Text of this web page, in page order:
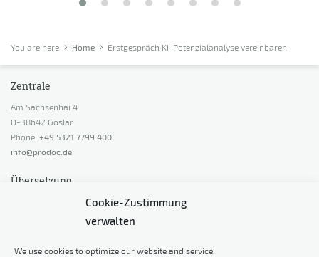
Cookie-Zustimmung
verwalten
We use cookies to optimize our website and service.
You are here Home Erstgespräch KI-Potenzialanalyse vereinbaren
Zentrale
Am Sachsenhai 4
D-38642 Goslar
Phone: +49 5321 7799 400
info@prodoc.de
Übersetzung
Beratung anfordern